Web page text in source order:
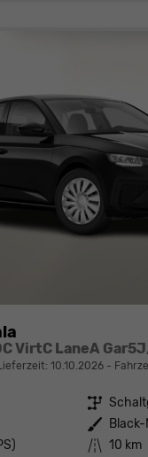
VirtC LaneA
10.10.2026
Getriebe
Außenfarbe
Kilometerstand 10 km